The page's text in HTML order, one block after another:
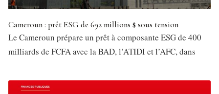
Cameroun : prêt ESG de 692 millions $ sous tension
Le Cameroun prépare un prêt à composante ESG de 400
milliards de FCFA avec la BAD, l’ATIDI et l’AFC, dans